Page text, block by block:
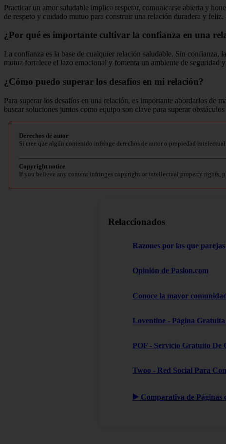
Practicar un amor saludable implica respetar, comunicarse abierta y
de respeto y cuidado mutuo para construir una relación duradera y feliz.
¿Por qué es importante cultivar la confianza en una
La confianza es la base de cualquier relación saludable. Sin
mutua fortalece el lazo emocional y fomenta un ambiente de seguridad
¿Cómo puedo superar los desafíos en mi relación?
Para superar los desafíos en una relación, es importante abordarlos de
buscar soluciones juntos como equipo son clave para superar
Derechos de autor
Si cree que algún contenido infringe derechos de autor o propiedad
Copyright notice
If you believe any content infringes copyright or intellectual property rights,
Relaccionados
Razones por las que
Opinión de Pasion.com
Conoce la mayor
Loventine - Página
POF - Servicio Gratuito De
Twoo - Red Social Para
▶️ Comparativa de Páginas